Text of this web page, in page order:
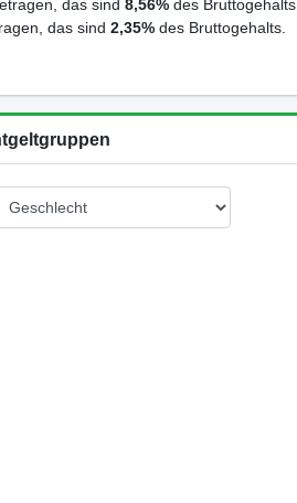
das sind 8,56%des Bruttogehalts.
das sind 2,35%des Bruttogehalts.